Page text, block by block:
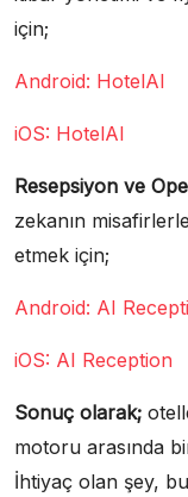
için;
Android: HotelAI
iOS: HotelAI
Resepsiyon ve
zekanın
etmek için;
Android: AI
iOS: AI Reception
Sonuç olarak;
motoru arasında
İhtiyaç olan şey,